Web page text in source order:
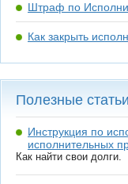
Штраф по
Как закрыть
Полезные статьи
Инструкция по
исполнительных
Как найти свои долги.